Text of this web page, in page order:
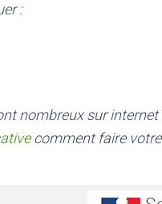
:
nombreux sur
comment faire